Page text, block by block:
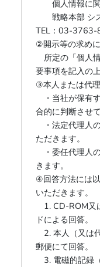
個人情報に関
戦略本部 シ
TEL：03-3763-
②開示等の求め
所定の「個人
要事項を記入の
③本人または代
・当社が保有
合的に判断させ
・法定代理人
ただきます。
・委任代理人
きます。
④回答方法には
いただきます。
1. CD-ROM又
ドによる回答。
2. 本人（又は
郵便にて回答。
3. 電磁的記録